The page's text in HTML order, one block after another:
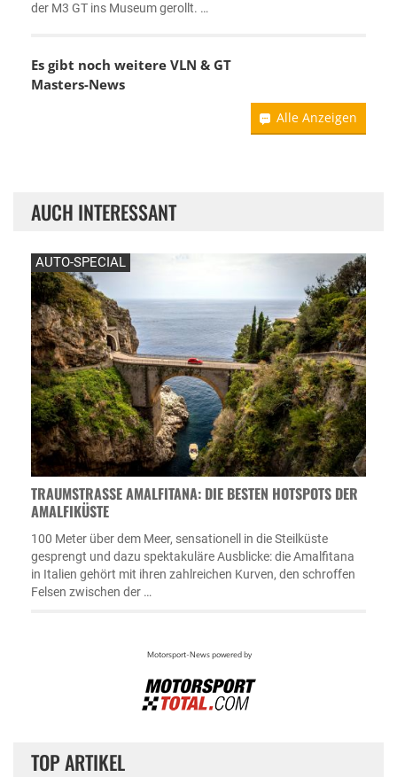
der M3 GT ins Museum gerollt. …
Es gibt noch weitere VLN & GT
Masters-News
Alle Anzeigen
AUCH INTERESSANT
AUTO-SPECIAL
TRAUMSTRASSE AMALFITANA: DIE BESTEN HOTSPOTS DER A
MALFIKÜSTE
100 Meter über dem Meer, sensationell in die Steilküste
gesprengt und dazu spektakuläre Ausblicke: die Amalfitana
in Italien gehört mit ihren zahlreichen Kurven, den schroffen
Felsen zwischen der …
TOP ARTIKEL